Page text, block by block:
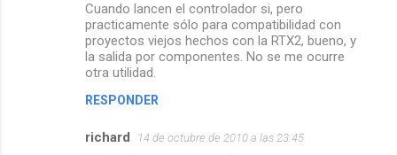
Cuando lancen el controlador si, pero
practicamente sólo para compatibilidad con
proyectos viejos hechos con la RTX2, bueno, y
la salida por componentes. No se me ocurre
otra utilidad.
RESPONDER
richard 14 de octubre de 2010 a las 23:45